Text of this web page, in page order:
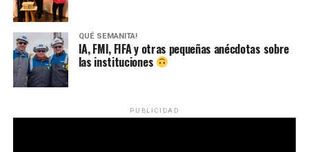
La causa tiene a Guerrero procesado, está a punto ser
elevada a juicio oral y recientemente incorporó el
que las lesiones sufridas fueron de tal gravedad que
QUÉ SEMANITA!
IA, FMI, FIFA y otras pequeñas anécdotas sobre
las instituciones
PUBLICIDAD